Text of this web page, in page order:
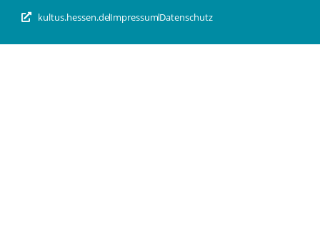
kultus.hessen.deImpressumDatenschutz